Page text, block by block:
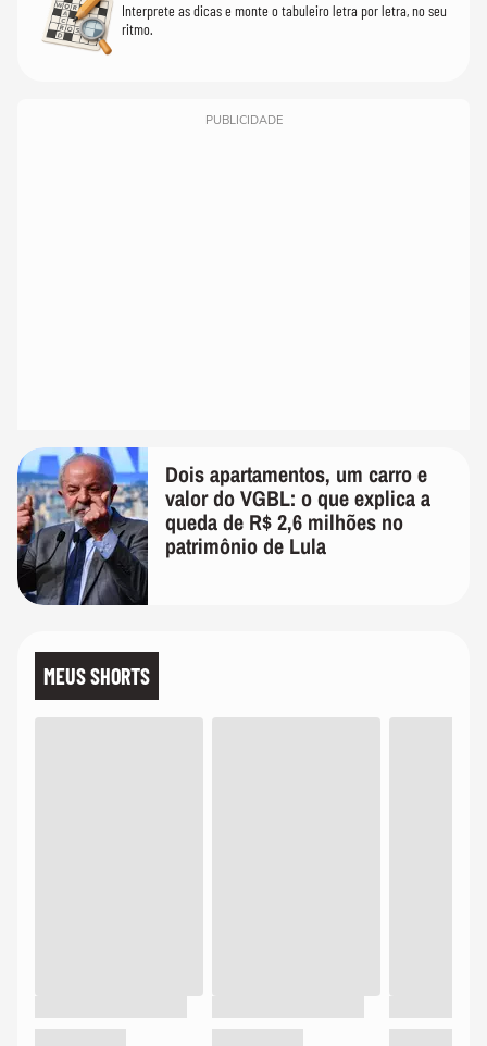
Interprete as dicas e monte o tabuleiro letra por letra, no seu
ritmo.
PUBLICIDADE
Dois apartamentos, um carro e
valor do VGBL: o que explica a
queda de R$ 2,6 milhões no
patrimônio de Lula
MEUS SHORTS